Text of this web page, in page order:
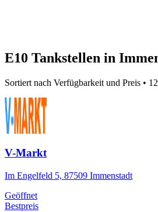
E10 Tankstellen in
Sortiert nach Verfügbarkeit und Preis •
V-Markt
Im Engelfeld 5, 87509 Immenstadt
Geöffnet
Bestpreis